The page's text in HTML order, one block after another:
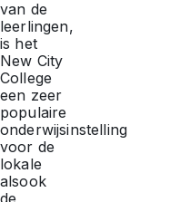
van de
leerlingen,
is het
New City
College
een zeer
populaire
onderwijsinstelling
voor de
lokale
alsook
de